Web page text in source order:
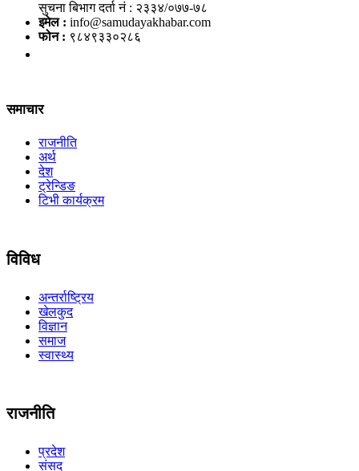
सुचना बिभाग दर्ता नं : २३३४/०७७-७८
इमेल : info@samudayakhabar.com
फोन : ९८४९३३०२८६
समाचार
राजनीति
अर्थ
देश
ट्रेन्डिङ
टिभी कार्यक्रम
विविध
अन्तर्राष्ट्रिय
खेलकुद
विज्ञान
समाज
स्वास्थ्य
राजनीति
प्रदेश
संसद